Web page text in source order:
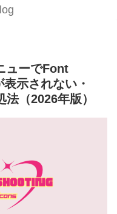
ューでFont
示されない・
（2026年版）